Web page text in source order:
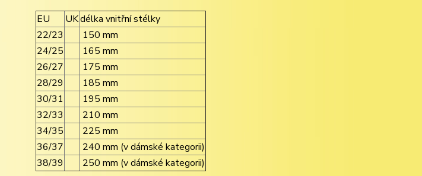
EU UKdélka vnitřní stélky
22/23
150 mm
24/25
165 mm
26/27
175 mm
28/29
185 mm
30/31
195 mm
32/33
210 mm
34/35
225 mm
36/37
240 mm (v dámské kategorii)
38/39
250 mm (v dámské kategorii)